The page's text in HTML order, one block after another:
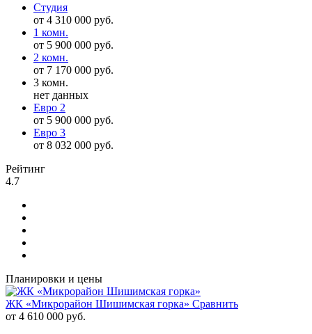
Студия
от 4 310 000 руб.
1 комн.
от 5 900 000 руб.
2 комн.
от 7 170 000 руб.
3 комн.
нет данных
Евро 2
от 5 900 000 руб.
Евро 3
от 8 032 000 руб.
Рейтинг
4.7
Планировки и цены
ЖК «Микрорайон Шишимская горка» Сравнить
от 4 610 000 руб.